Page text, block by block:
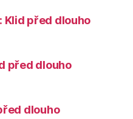
Klid před dlouho
před dlouho
dlouho